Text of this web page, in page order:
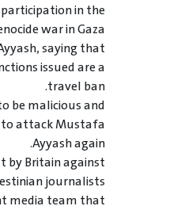
in the
war in Gaza.
saying that
issued are a
travel ban.
be malicious and
to attack Mustafa
Ayyash again.
by Britain against
journalists.
media team that